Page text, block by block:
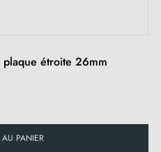
étroite 26mm
AU PANIER